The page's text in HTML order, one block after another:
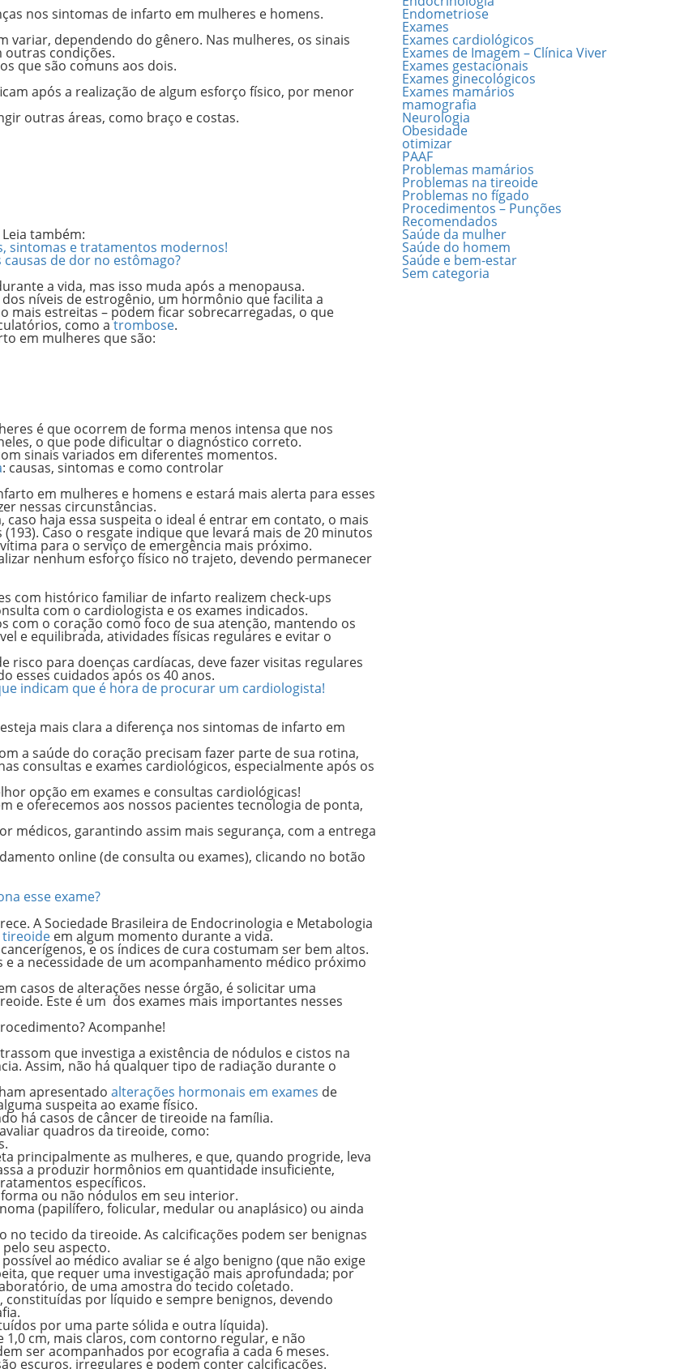
nos sintomas de infarto em mulheres e homens.
variar, dependendo do gênero. Nas mulheres, os sinais
outras condições.
que são comuns aos dois.
após a realização de algum esforço físico, por menor
outras áreas, como braço e costas.
também:
sintomas e tratamentos modernos!
causas de dor no estômago?
a vida, mas isso muda após a menopausa.
níveis de estrogênio, um hormônio que facilita a
mais estreitas – podem ficar sobrecarregadas, o que
como atrombose.
em mulheres que são:
é que ocorrem de forma menos intensa que nos
o que pode dificultar o diagnóstico correto.
sinais variados em diferentes momentos.
: causas, sintomas e como controlar
em mulheres e homens e estará mais alerta para esses
nessas circunstâncias.
haja essa suspeita o ideal é entrar em contato, o mais
. Caso o resgate indique que levará mais de 20 minutos
para o serviço de emergência mais próximo.
nenhum esforço físico no trajeto, devendo permanecer
com histórico familiar de infarto realizem check-ups
com o cardiologista e os exames indicados.
com o coração como foco de sua atenção, mantendo os
e equilibrada, atividades físicas regulares e evitar o
risco para doenças cardíacas, deve fazervisitas regulares
esses cuidados após os 40 anos.
indicam que é hora de procurar um cardiologista!
mais clara a diferença nos sintomas de infarto em
a saúde do coração precisam fazer parte de sua rotina,
consultas e exames cardiológicos, especialmente após os
opção em exames e consultas cardiológicas!
e oferecemos aos nossos pacientes tecnologia de ponta,
médicos, garantindo assim mais segurança, com a entrega
online (de consulta ou exames), clicando no botão
esse exame?
A Sociedade Brasileira de Endocrinologia e Metabologia
tireoide em algum momento durante a vida.
e os índices de cura costumam ser bem altos.
a necessidade de um acompanhamento médico próximo
casos de alterações nesse órgão, é solicitar uma
. Este é um dos exames mais importantes nesses
Acompanhe!
que investiga a existência de nódulos e cistos na
Assim, não há qualquer tipo de radiação durante o
apresentado alterações hormonais em exames de
suspeita ao exame físico.
há casos de câncer de tireoide na família.
quadros da tireoide, como:
principalmente as mulheres, e que, quando progride, leva
a produzir hormônios em quantidade insuficiente,
específicos.
ou não nódulos em seu interior.
(papilífero, folicular, medular ou anaplásico) ou ainda
no tecido da tireoide. As calcificações podem ser benignas
seu aspecto.
ao médico avaliarse é algo benigno (que não exige
, que requer uma investigação mais aprofundada; por
de uma amostra do tecido coletado.
constituídas por líquido esempre benignos, devendo
por uma parte sólida e outra líquida).
cm, mais claros, com contorno regular, e não
ser acompanhados por ecografia a cada 6 meses.
escuros, irregulares e podem conter calcificações.
Endometriose
Exames
Exames cardiológicos
Exames de Imagem – Clínica Viver
Exames gestacionais
Exames ginecológicos
Exames mamários
mamografia
Neurologia
Obesidade
otimizar
PAAF
Problemas mamários
Problemas na tireoide
Problemas no fígado
Procedimentos – Punções
Recomendados
Saúde da mulher
Saúde do homem
Saúde e bem-estar
Sem categoria